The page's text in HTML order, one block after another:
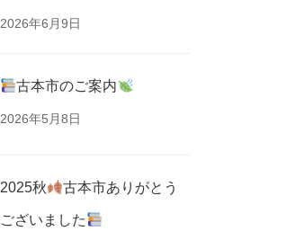
2026年6月9日
古本市のご案内
2026年5月8日
2025秋 古本市ありがとう
ございました